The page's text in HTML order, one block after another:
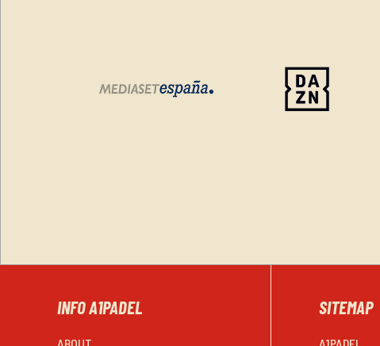
INFO A1PADEL SITEMAP